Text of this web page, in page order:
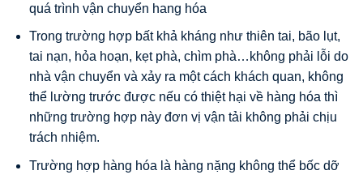
quá trình vận chuyển hang hóa
Trong trường hợp bất khả kháng như thiên tai, bão lụt,
tai nạn, hỏa hoạn, kẹt phà, chìm phà…không phải lỗi do
nhà vận chuyển và xảy ra một cách khách quan, không
thể lường trước được nếu có thiệt hại về hàng hóa thì
những trường hợp này đơn vị vận tải không phải chịu
trách nhiệm.
Trường hợp hàng hóa là hàng nặng không thể bốc dỡ